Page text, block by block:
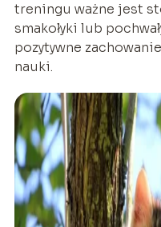
treningu ważne jest
smakołyki lub
pozytywne
nauki.